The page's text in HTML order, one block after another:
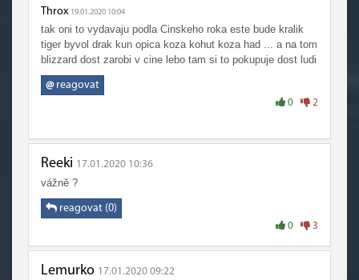
Throx 19.01.2020 10:04
tak oni to vydavaju podla Cinskeho roka este bude kralik
tiger byvol drak kun opica koza kohut koza had ... a na tom
blizzard dost zarobi v cine lebo tam si to pokupuje dost ludi
@reagovat
0 2
Reeki 17.01.2020 10:36
vážně ?
reagovat (0)
0 3
Lemurko 17.01.2020 09:22